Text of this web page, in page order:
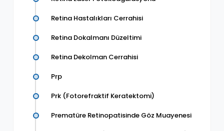
Retina Hastalıkları Cerrahisi
Retina Dokalmanı Düzeltimi
Retina Dekolman Cerrahisi
Prp
Prk (Fotorefraktif Keratektomi)
Prematüre Retinopatisinde Göz Muayenesi